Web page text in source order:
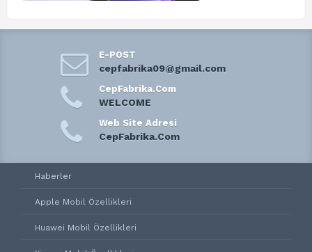
E-POST
cepfabrika09@gmail.com
CepFabrika.Com
WELCOME
Web Site Adresi
CepFabrika.Com
Haberler
Apple Mobil Özellikleri
Huawei Mobil Özellikleri